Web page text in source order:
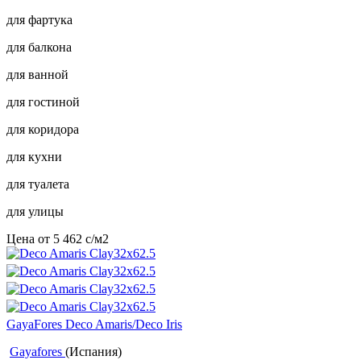
для фартука
для балкона
для ванной
для гостиной
для коридора
для кухни
для туалета
для улицы
Цена от 5 462 c/м2
GayaFores Deco Amaris/Deco Iris
Gayafores (Испания)